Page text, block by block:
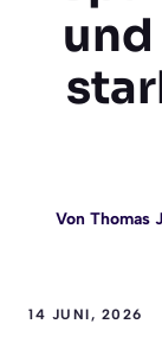
und
Von Thomas
14 JUNI, 2026